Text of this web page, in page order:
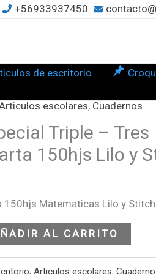
+56933937450
de escritorio
escolares, Cuadernos
Triple – Tres
150hjs Lilo y
150hjs Matematicas Lilo y Stitch
AL CARRITO
,Articulos escolares,